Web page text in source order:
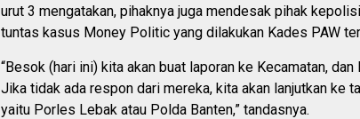
urut 3 mengatakan, pihaknya juga mendesak pihak
tuntas kasus Money Politic yang dilakukan Kades PAW
“Besok (hari ini) kita akan buat laporan ke Kecamatan,
Jika tidak ada respon dari mereka, kita akan lanjutkan ke
yaitu Porles Lebak atau Polda Banten,” tandasnya.